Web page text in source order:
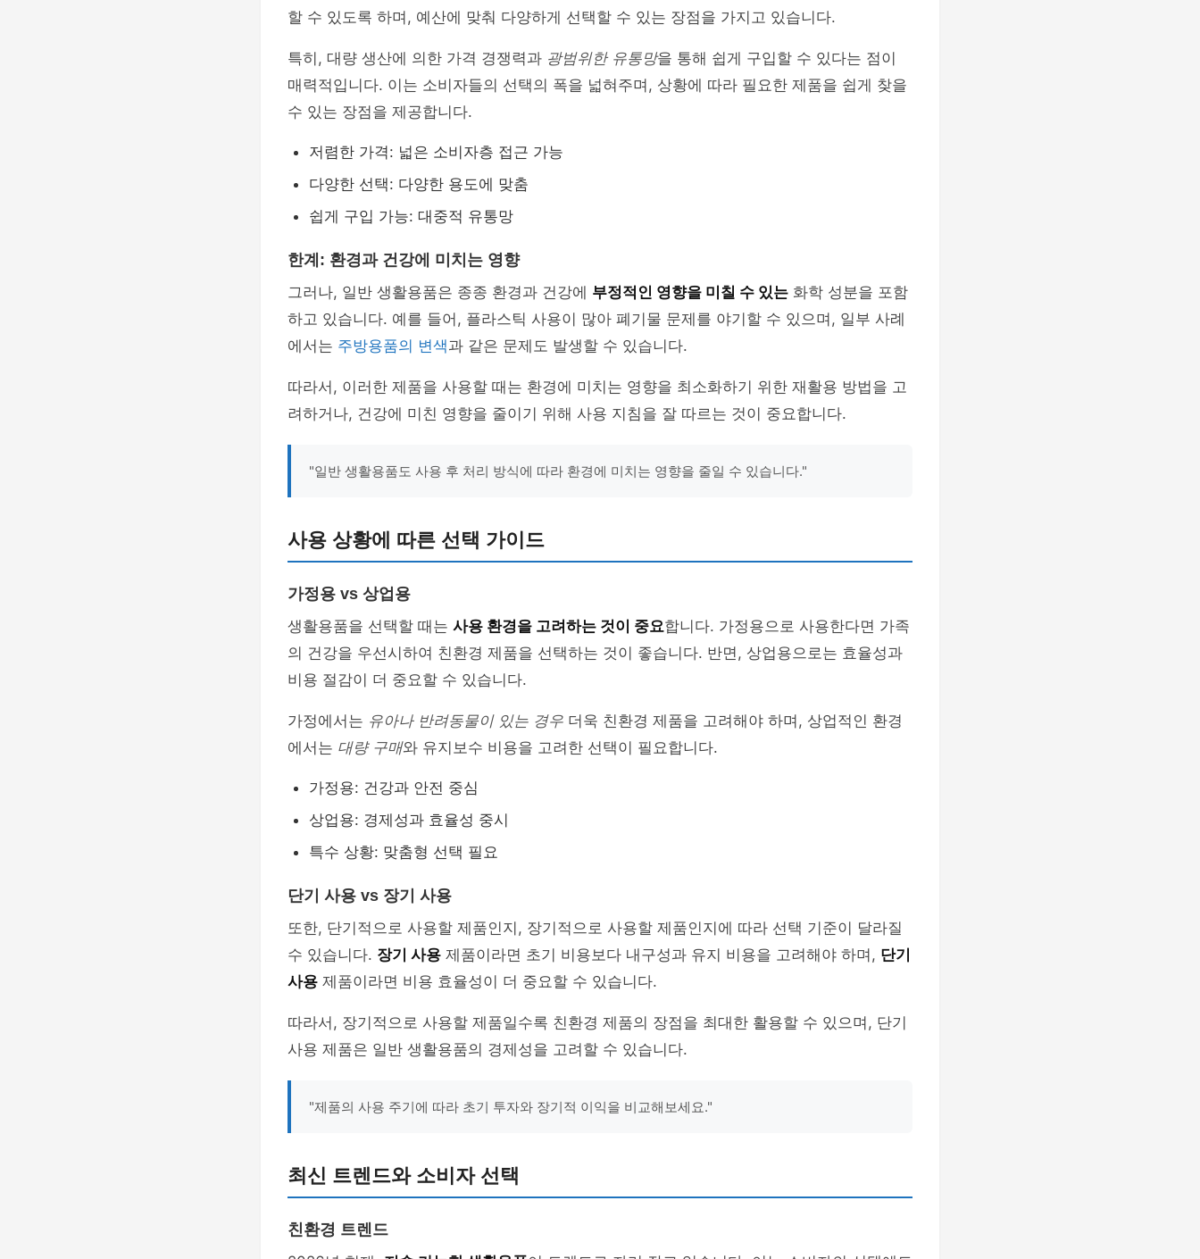
할 수 있도록 하며, 예산에 맞춰 다양하게 선택할 수 있는 장점을 가지고 있습니다.
특히, 대량 생산에 의한 가격 경쟁력과 광범위한 유통망을 통해 쉽게 구입할 수 있다는 점이
매력적입니다. 이는 소비자들의 선택의 폭을 넓혀주며, 상황에 따라 필요한 제품을 쉽게 찾을
수 있는 장점을 제공합니다.
저렴한 가격: 넓은 소비자층 접근 가능
다양한 선택: 다양한 용도에 맞춤
쉽게 구입 가능: 대중적 유통망
한계: 환경과 건강에 미치는 영향
그러나, 일반 생활용품은 종종 환경과 건강에 부정적인 영향을 미칠 수 있는 화학 성분을 포함
하고 있습니다. 예를 들어, 플라스틱 사용이 많아 폐기물 문제를 야기할 수 있으며, 일부 사례
에서는 주방용품의 변색과 같은 문제도 발생할 수 있습니다.
따라서, 이러한 제품을 사용할 때는 환경에 미치는 영향을 최소화하기 위한 재활용 방법을 고
려하거나, 건강에 미친 영향을 줄이기 위해 사용 지침을 잘 따르는 것이 중요합니다.
"일반 생활용품도 사용 후 처리 방식에 따라 환경에 미치는 영향을 줄일 수 있습니다."
사용 상황에 따른 선택 가이드
가정용 vs 상업용
생활용품을 선택할 때는 사용 환경을 고려하는 것이 중요합니다. 가정용으로 사용한다면 가족
의 건강을 우선시하여 친환경 제품을 선택하는 것이 좋습니다. 반면, 상업용으로는 효율성과
비용 절감이 더 중요할 수 있습니다.
가정에서는 유아나 반려동물이 있는 경우 더욱 친환경 제품을 고려해야 하며, 상업적인 환경
에서는 대량 구매와 유지보수 비용을 고려한 선택이 필요합니다.
가정용: 건강과 안전 중심
상업용: 경제성과 효율성 중시
특수 상황: 맞춤형 선택 필요
단기 사용 vs 장기 사용
또한, 단기적으로 사용할 제품인지, 장기적으로 사용할 제품인지에 따라 선택 기준이 달라질
수 있습니다. 장기 사용 제품이라면 초기 비용보다 내구성과 유지 비용을 고려해야 하며, 단기
사용 제품이라면 비용 효율성이 더 중요할 수 있습니다.
따라서, 장기적으로 사용할 제품일수록 친환경 제품의 장점을 최대한 활용할 수 있으며, 단기
사용 제품은 일반 생활용품의 경제성을 고려할 수 있습니다.
"제품의 사용 주기에 따라 초기 투자와 장기적 이익을 비교해보세요."
최신 트렌드와 소비자 선택
친환경 트렌드